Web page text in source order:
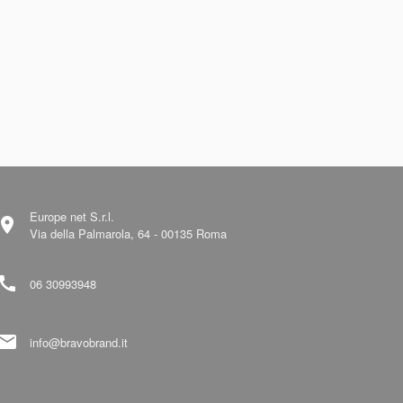
location_on
Europe net S.r.l.
Via della Palmarola, 64 - 00135 Roma
call 06 30993948
info@bravobrand.it